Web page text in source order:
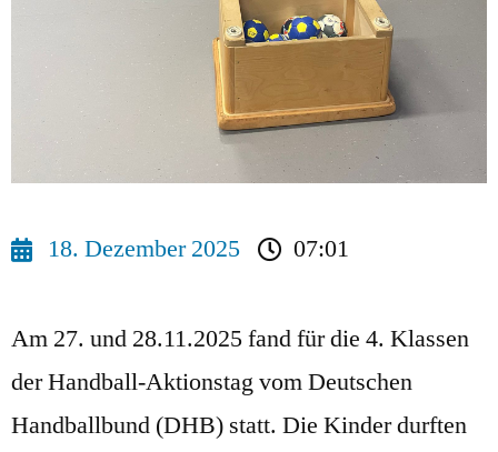
18. Dezember 2025 07:01
Am 27. und 28.11.2025 fand für die 4. Klassen
der Handball-Aktionstag vom Deutschen
Handballbund (DHB) statt. Die Kinder durften